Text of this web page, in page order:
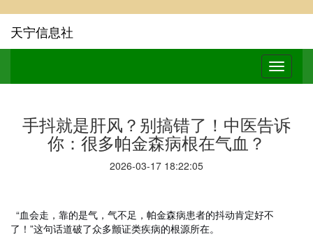
天宁信息社
手抖就是肝风？别搞错了！中医告诉
你：很多帕金森病根在气血？
2026-03-17 18:22:05
“血会走，靠的是气，气不足，帕金森病患者的抖动肯定好不
了！”这句话道破了众多颤证类疾病的根源所在。